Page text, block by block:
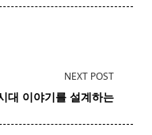
NEXT POST
대 이야기를 설계하는